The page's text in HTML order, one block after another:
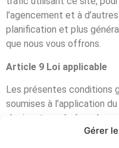
Gérer
l’agencement et à
planification et plus
que nous vous offrons.
Article 9 Loi applicable
Les présentes conditions
soumises à l’application
n’arrivent pas à résoudre
soumis à la compétence